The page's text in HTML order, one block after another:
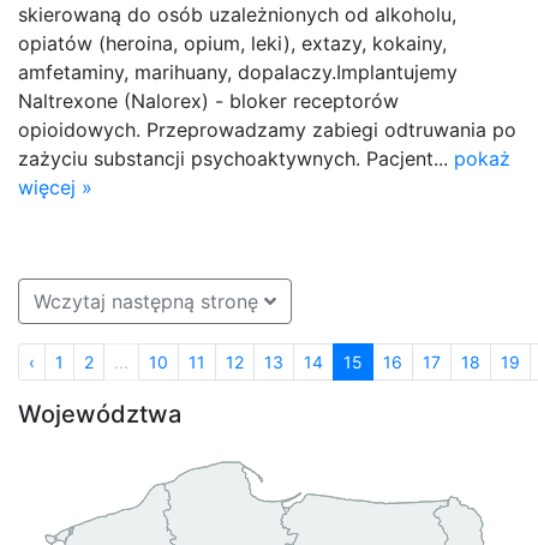
skierowaną do osób uzależnionych od alkoholu,
opiatów (heroina, opium, leki), extazy, kokainy,
amfetaminy, marihuany, dopalaczy.Implantujemy
Naltrexone (Nalorex) - bloker receptorów
opioidowych. Przeprowadzamy zabiegi odtruwania po
zażyciu substancji psychoaktywnych. Pacjent... pokaż
więcej »
Wczytaj następną stronę
‹ 1 2 ... 10 11 12 13 14 15 16 17 18 19
Województwa